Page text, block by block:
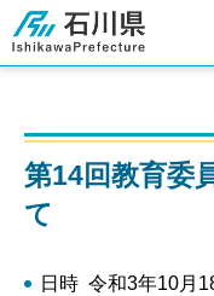
石川県
第14回教育委
て
日時 令和3年10月